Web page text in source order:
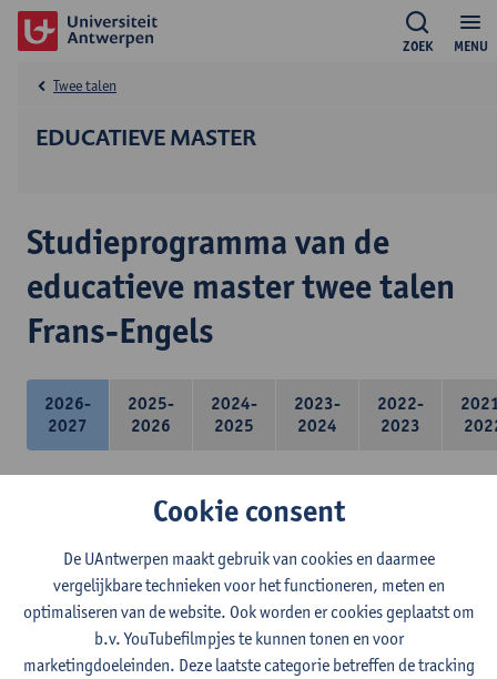
MENU
ZOEK
EDUCATIEVE MASTER
Twee talen
Studieprogramma van de
educatieve master twee talen
Frans-Engels
2026-
2027
2025-
2026
2024-
2025
2023-
2024
2022-
2023
In de lerarencomponent heb je volgende keuze :
- Optie A : je kiest twee vakdidactieken
- Optie B: je kiest één vakdidactiek en een profilering
In de domeincomponent neem je 60 studiepunten op:
- 1 verplicht algemeen opleidingsonderdeel van 6 studiepunten,
- 24 of 30 studiepunten Frans en telkens minimum 6
studiepunten per deeldomein,
Cookie consent
De UAntwerpen maakt gebruik van cookies en daarmee
vergelijkbare technieken voor het functioneren, meten en
optimaliseren van de website. Ook worden er cookies geplaatst om
b.v. YouTubefilmpjes te kunnen tonen en voor
marketingdoeleinden. Deze laatste categorie betreffen de tracking